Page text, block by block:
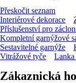
Přeskočit seznam
Interiérové dekorace
Příslušenství pro
Kompletní garnýžové
Sestavitelné garnýže
Vitrážové tyče
Lanka
Zákaznická